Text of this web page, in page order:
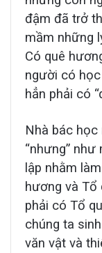
đậm đã trở
mầm những
Có quê
người có
hẳn phải có
Nhà bác
“nhưng”
lập nhằm
hương và Tổ
phải có Tổ
chúng ta
văn vật và